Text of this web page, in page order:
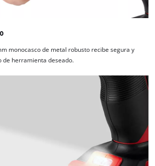
monocasco de metal robusto recibe segura y
de herramienta deseado.